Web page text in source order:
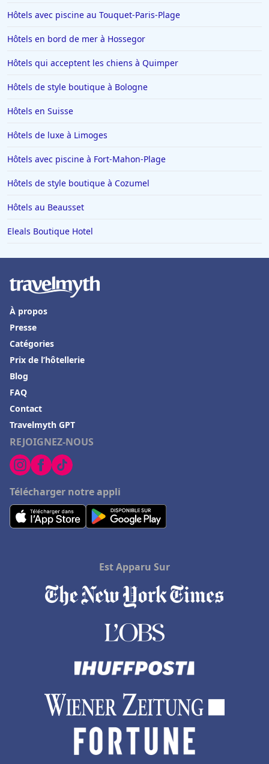
Hôtels avec piscine au Touquet-Paris-Plage
Hôtels en bord de mer à Hossegor
Hôtels qui acceptent les chiens à Quimper
Hôtels de style boutique à Bologne
Hôtels en Suisse
Hôtels de luxe à Limoges
Hôtels avec piscine à Fort-Mahon-Plage
Hôtels de style boutique à Cozumel
Hôtels au Beausset
Eleals Boutique Hotel
REJOIGNEZ-NOUS
Télécharger notre appli
À propos
Presse
Catégories
Prix de l’hôtellerie
Blog
FAQ
Contact
Travelmyth GPT
Est Apparu Sur